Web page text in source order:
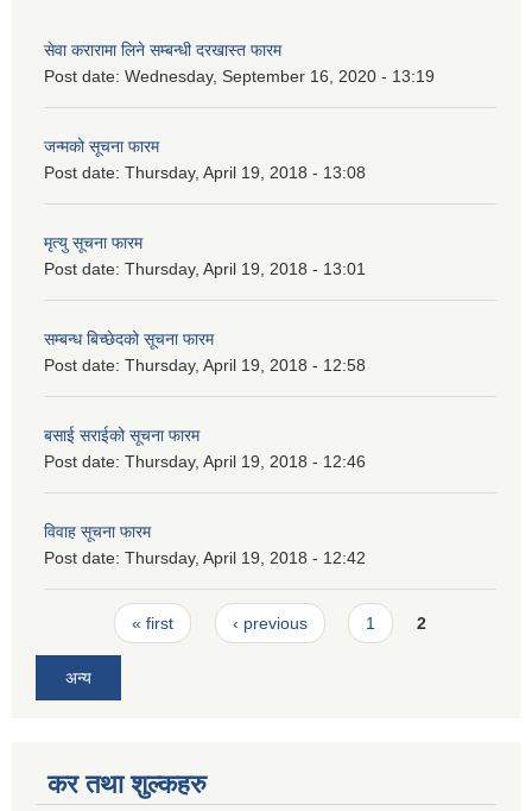
सेवा करारामा लिने सम्बन्धी दरखास्त फारम
Post date: Wednesday, September 16, 2020 - 13:19
जन्मको सूचना फारम
Post date: Thursday, April 19, 2018 - 13:08
मृत्यु सूचना फारम
Post date: Thursday, April 19, 2018 - 13:01
सम्बन्ध बिच्छेदको सूचना फारम
Post date: Thursday, April 19, 2018 - 12:58
बसाई सराईको सूचना फारम
Post date: Thursday, April 19, 2018 - 12:46
विवाह सूचना फारम
Post date: Thursday, April 19, 2018 - 12:42
Pages« first ‹ previous 1 2
अन्य
कर तथा शुल्कहरु